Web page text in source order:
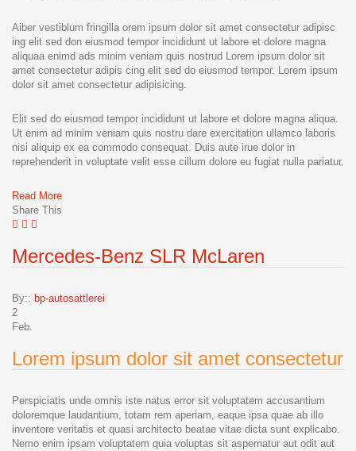
Aiber vestiblum fringilla orem ipsum dolor sit amet consectetur adipisc
ing elit sed don eiusmod tempor incididunt ut labore et dolore magna
aliquaa enimd ads minim veniam quis nostrud Lorem ipsum dolor sit
amet consectetur adipis cing elit sed do eiusmod tempor. Lorem ipsum
dolor sit amet consectetur adipisicing.
Elit sed do eiusmod tempor incididunt ut labore et dolore magna aliqua.
Ut enim ad minim veniam quis nostru dare exercitation ullamco laboris
nisi aliquip ex ea commodo consequat. Duis aute irue dolor in
reprehenderit in voluptate velit esse cillum dolore eu fugiat nulla pariatur.
Read More
Share This
Mercedes-Benz SLR McLaren
By:: bp-autosattlerei
2
Feb.
Lorem ipsum dolor sit amet consectetur
Perspiciatis unde omnis iste natus error sit voluptatem accusantium
doloremque laudantium, totam rem aperiam, eaque ipsa quae ab illo
inventore veritatis et quasi architecto beatae vitae dicta sunt explicabo.
Nemo enim ipsam voluptatem quia voluptas sit aspernatur aut odit aut